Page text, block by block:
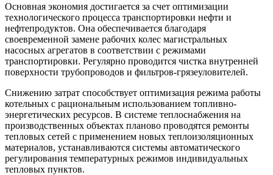
Основная экономия достигается за счет оптимизации
технологического процесса транспортировки нефти и
нефтепродуктов. Она обеспечивается благодаря
своевременной замене рабочих колес магистральных
насосных агрегатов в соответствии с режимами
транспортировки. Регулярно проводится чистка внутренней
поверхности трубопроводов и фильтров-грязеуловителей.
Снижению затрат способствует оптимизация режима работы
котельных с рациональным использованием топливно-
энергетических ресурсов. В системе теплоснабжения на
производственных объектах планово проводятся ремонты
тепловых сетей с применением новых теплоизоляционных
материалов, устанавливаются системы автоматического
регулирования температурных режимов индивидуальных
тепловых пунктов.